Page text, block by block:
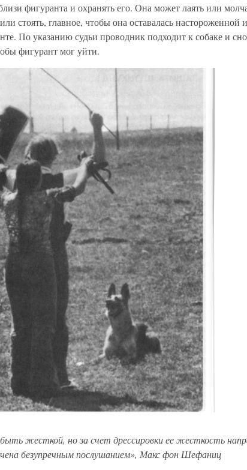
фигуранта и охранять его. Она может лаять или
стоять, главное, чтобы она оставалась настороженной и
По указанию судьи проводник подходит к собаке и
фигурант мог уйти.
жесткой, но за счет дрессировки ее жесткость
безупречным послушанием», Макс фон Шефаниц